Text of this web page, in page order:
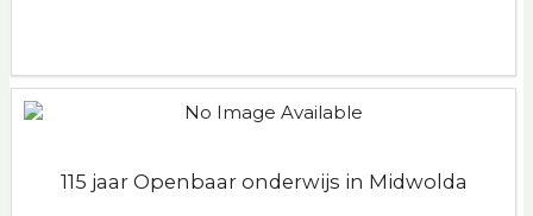
115 jaar Openbaar onderwijs in Midwolda